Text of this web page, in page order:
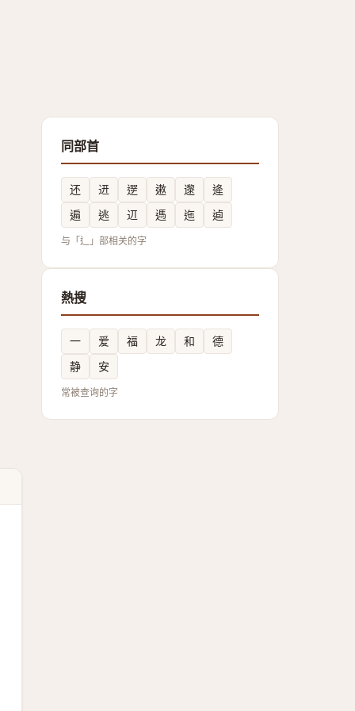
同部首
还 䢎 遻 遫 邌
逄
遍
逃 䢋 遤 迤 逌
与「辶」部相关的字
熱搜
一 爱 福 龙 和
德
静
安
常被查询的字